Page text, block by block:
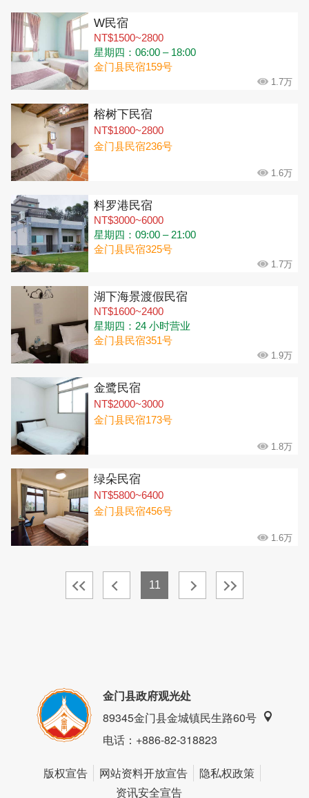
W民宿
NT$1500~2800
星期四：06:00 – 18:00
金门县民宿159号
1.7万
榕树下民宿
NT$1800~2800
金门县民宿236号
1.6万
料罗港民宿
NT$3000~6000
星期四：09:00 – 21:00
金门县民宿325号
1.7万
湖下海景渡假民宿
NT$1600~2400
星期四：24 小时营业
金门县民宿351号
1.9万
金鹭民宿
NT$2000~3000
金门县民宿173号
1.8万
绿朵民宿
NT$5800~6400
金门县民宿456号
1.6万
11
金门县政府观光处
89345金门县金城镇民生路60号
电话：+886-82-318823
版权宣告 网站资料开放宣告
隐私权政策
资讯安全宣告